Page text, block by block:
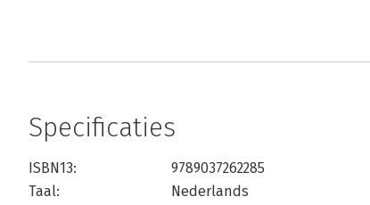
Specificaties
ISBN13:
9789037262285
Taal:
Nederlands